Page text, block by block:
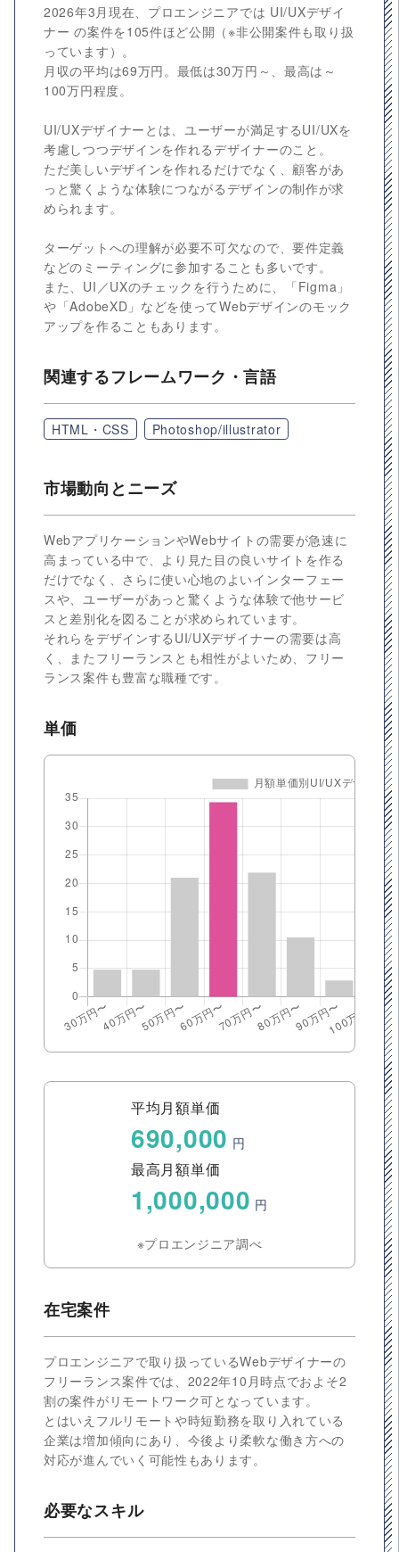
2026年3月現在、プロエンジニアでは UI/UXデザイ
ナー の案件を105件ほど公開（※非公開案件も取り扱
っています）。
月収の平均は69万円。最低は30万円～、最高は～
100万円程度。
UI/UXデザイナーとは、ユーザーが満足するUI/UXを
考慮しつつデザインを作れるデザイナーのこと。
ただ美しいデザインを作れるだけでなく、顧客があ
っと驚くような体験につながるデザインの制作が求
められます。
ターゲットへの理解が必要不可欠なので、要件定義
などのミーティングに参加することも多いです。
また、UI／UXのチェックを行うために、「Figma」
や「AdobeXD」などを使ってWebデザインのモック
アップを作ることもあります。
関連するフレームワーク・言語
HTML・CSS Photoshop/illustrator
市場動向とニーズ
WebアプリケーションやWebサイトの需要が急速に
高まっている中で、より見た目の良いサイトを作る
だけでなく、さらに使い心地のよいインターフェー
スや、ユーザーがあっと驚くような体験で他サービ
スと差別化を図ることが求められています。
それらをデザインするUI/UXデザイナーの需要は高
く、またフリーランスとも相性がよいため、フリー
ランス案件も豊富な職種です。
単価
平均月額単価
690,000 円
最高月額単価
1,000,000 円
※プロエンジニア調べ
在宅案件
プロエンジニアで取り扱っているWebデザイナーの
フリーランス案件では、2022年10月時点でおよそ2
割の案件がリモートワーク可となっています。
とはいえフルリモートや時短勤務を取り入れている
企業は増加傾向にあり、今後より柔軟な働き方への
対応が進んでいく可能性もあります。
必要なスキル